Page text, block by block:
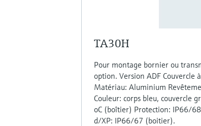
TA30H
Pour montage bornier ou
option. Version ADF Couvercle
Matériau: Aluminium
Couleur: corps bleu, couvercle
oC (boîtier) Protection: IP66/
d/XP: IP66/67 (boitier).